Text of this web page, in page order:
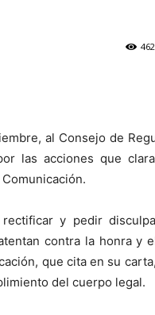
462
al Consejo de
las acciones que
y pedir
contra la honra y
que cita en su
del cuerpo legal.